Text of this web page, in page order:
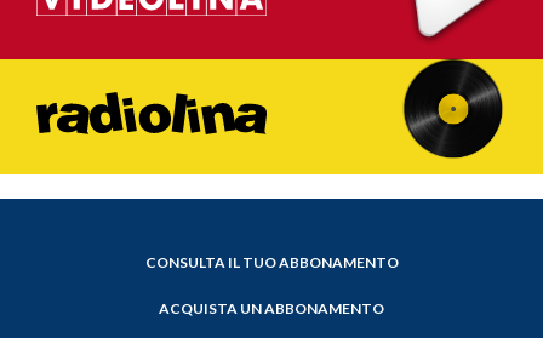
CONSULTA IL TUO ABBONAMENTO
ACQUISTA UN ABBONAMENTO